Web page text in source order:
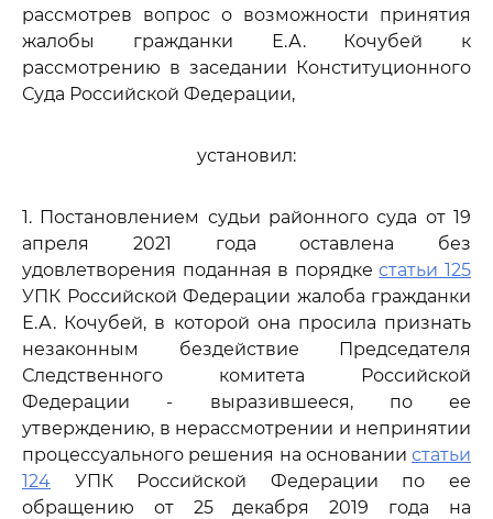
рассмотрев вопрос о возможности принятия
жалобы гражданки Е.А. Кочубей к
рассмотрению в заседании Конституционного
Суда Российской Федерации,
установил:
1. Постановлением судьи районного суда от 19
апреля 2021 года оставлена без
удовлетворения поданная в порядкестатьи 125
УПК Российской Федерации жалоба гражданки
Е.А. Кочубей, в которой она просила признать
незаконным бездействие Председателя
Следственного комитета Российской
Федерации - выразившееся, по ее
утверждению, в нерассмотрении и непринятии
процессуального решения на основании статьи
124 УПК Российской Федерации по ее
обращению от 25 декабря 2019 года на